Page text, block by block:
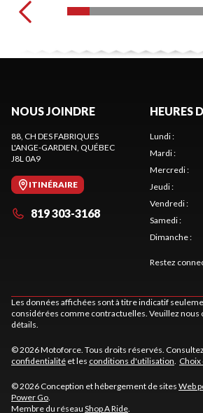
NOUS JOINDRE
88, CH DES FABRIQUES
L'ANGE-GARDIEN, QUÉBEC
J8L 0A9
ITINÉRAIRE
819 303-3168
HEURES
Lundi:
Mardi:
Mercredi:
Jeudi:
Vendredi:
Samedi:
Dimanche:
Restez
Les données affichées sont à titre indicatif
considérées comme contractuelles. Veuillez nous
détails.
© 2026 Motoforce. Tous droits réservés.
confidentialité et les conditions d'utilisation.
© 2026 Conception et hébergement de sites Web
Power Go.
Membre du réseau Shop A Ride.